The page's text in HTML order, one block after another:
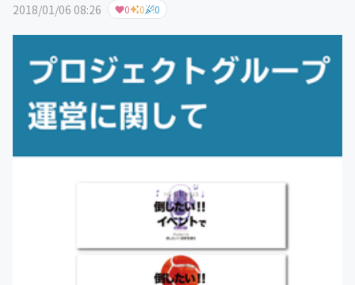
2018/01/06 08:26 0 0 0